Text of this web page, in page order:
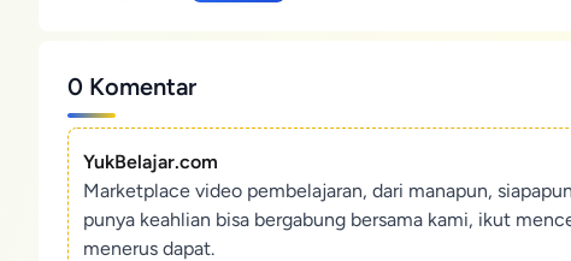
0 Komentar
YukBelajar.com
Marketplace video pembelajaran, dari manapun,
punya keahlian bisa bergabung bersama kami, ikut
menerus dapat.